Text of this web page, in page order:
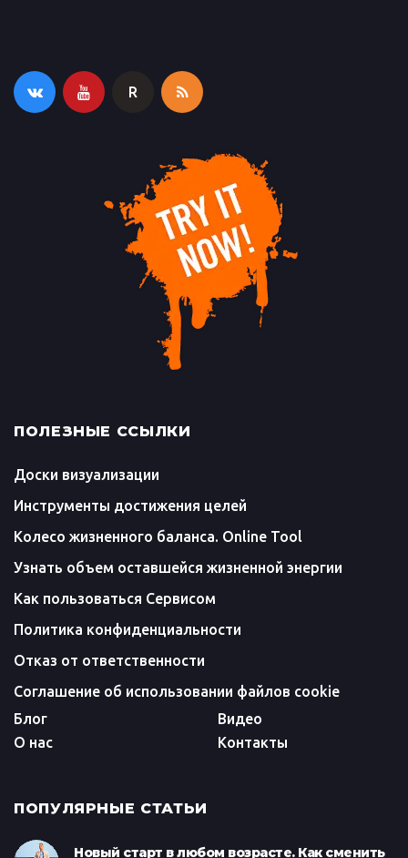
R
ПОЛЕЗНЫЕ ССЫЛКИ
Доски визуализации
Инструменты достижения целей
Колесо жизненного баланса. Online Tool
Узнать объем оставшейся жизненной энергии
Как пользоваться Сервисом
Политика конфиденциальности
Отказ от ответственности
Соглашение об использовании файлов cookie
Блог
Видео
О нас
Контакты
ПОПУЛЯРНЫЕ СТАТЬИ
Новый старт в любом возрасте. Как сменить